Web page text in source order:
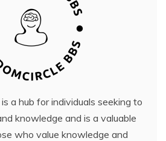
a hub for individuals seeking to
knowledge and is a valuable
who value knowledge and